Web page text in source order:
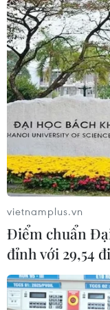
Ngoại trưởng
mọi tình
14/09/2021 04:19
Theo Ngoại
chứng cho thấy
Afghanistan sẽ
Afghanistan có
vietnamplus.vn
Điểm chuẩn
đỉnh với 29,54